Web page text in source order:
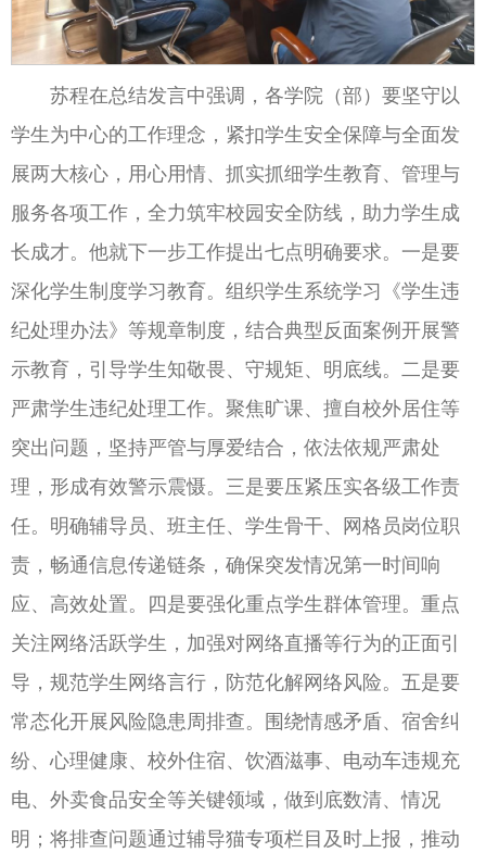
苏程在总结发言中强调，各学院（部）要坚守以
学生为中心的工作理念，紧扣学生安全保障与全面发
展两大核心，用心用情、抓实抓细学生教育、管理与
服务各项工作，全力筑牢校园安全防线，助力学生成
长成才。他就下一步工作提出七点明确要求。一是要
深化学生制度学习教育。组织学生系统学习《学生违
纪处理办法》等规章制度，结合典型反面案例开展警
示教育，引导学生知敬畏、守规矩、明底线。二是要
严肃学生违纪处理工作。聚焦旷课、擅自校外居住等
突出问题，坚持严管与厚爱结合，依法依规严肃处
理，形成有效警示震慑。三是要压紧压实各级工作责
任。明确辅导员、班主任、学生骨干、网格员岗位职
责，畅通信息传递链条，确保突发情况第一时间响
应、高效处置。四是要强化重点学生群体管理。重点
关注网络活跃学生，加强对网络直播等行为的正面引
导，规范学生网络言行，防范化解网络风险。五是要
常态化开展风险隐患周排查。围绕情感矛盾、宿舍纠
纷、心理健康、校外住宿、饮酒滋事、电动车违规充
电、外卖食品安全等关键领域，做到底数清、情况
明；将排查问题通过辅导猫专项栏目及时上报，推动